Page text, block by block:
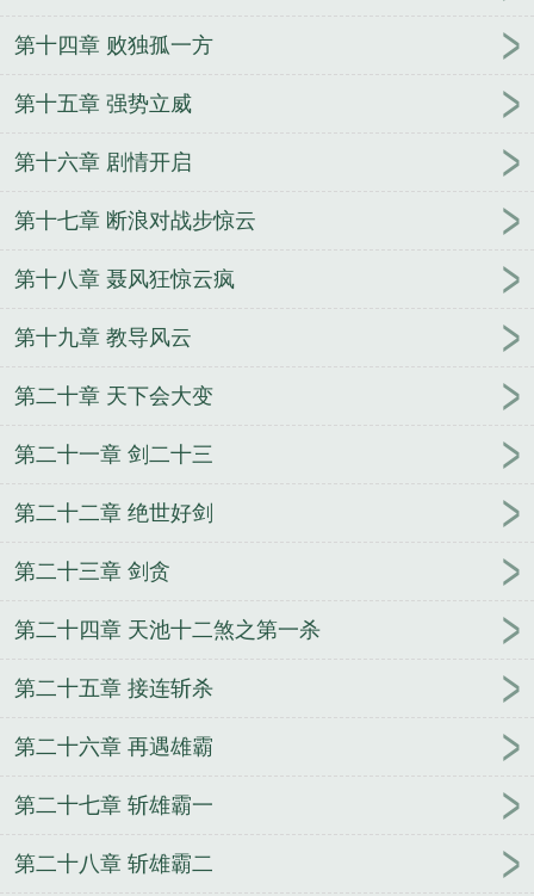
第十四章 败独孤一方
第十五章 强势立威
第十六章 剧情开启
第十七章 断浪对战步惊云
第十八章 聂风狂惊云疯
第十九章 教导风云
第二十章 天下会大变
第二十一章 剑二十三
第二十二章 绝世好剑
第二十三章 剑贪
第二十四章 天池十二煞之第一杀
第二十五章 接连斩杀
第二十六章 再遇雄霸
第二十七章 斩雄霸一
第二十八章 斩雄霸二